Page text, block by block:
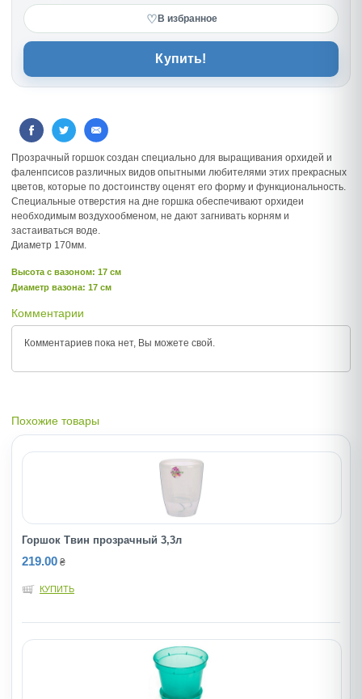
♡ В избранное
Купить!
Прозрачный горшок создан специально для выращивания орхидей и
фаленпсисов различных видов опытными любителями этих прекрасных
цветов, которые по достоинству оценят его форму и функциональность.
Специальные отверстия на дне горшка обеспечивают орхидеи
необходимым воздухообменом, не дают загнивать корням и
застаиваться воде.
Диаметр 170мм.
Высота c вазоном: 17 см
Диаметр вазона: 17 см
Комментарии
Комментариев пока нет, Вы можете свой.
Похожие товары
Горшок Твин прозрачный 3,3л
219.00 ₴
КУПИТЬ